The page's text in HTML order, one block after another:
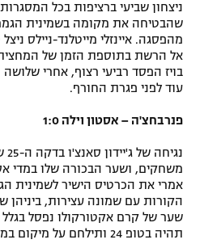
תנאי שימוש
מדיניות פרטיות
רשיון להקרנה פומבית לבית
הצטרפות לחבילת הערוצים
ספורט אתגרי ואקסטרים
אומנויות לחימה
גיימינג E-Sports
ניצחון שביעי ברציפות בכל
שהבטיחה את מקומה בשמינית
מהפסגה. איינזלי מייטלנד-ניילס
אל הרשת בתוספת הזמן של המחצית
בויז הפסד רביעי רצוף, אחרי
עוד לפני פגרת החורף.
פנרבחצ'ה – אסטון וילה 1:0
משחקים, ושער הבכורה שלו במדי
אמרי את הכרטיס הישיר לשמינית
הקורות עם שמונה עצירות,
תהיה בטופ 24 ותילחם על מיקום במחזור הסיום.